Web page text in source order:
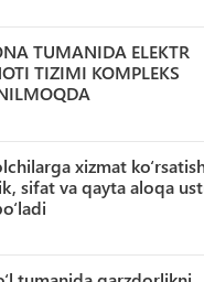
TUMANIDA ELEKTR
TIZIMI KOMPLEKS
xizmat
sifat va qayta aloqa